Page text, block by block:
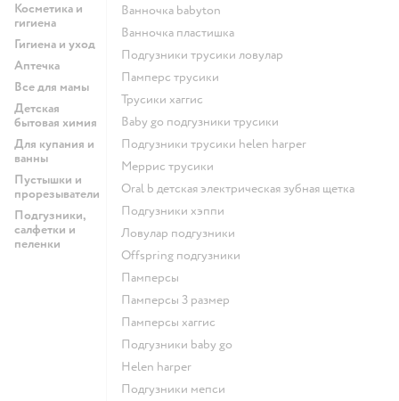
Косметика и
гигиена
Гигиена и уход
Аптечка
Все для мамы
Детская
бытовая химия
Для купания и
ванны
Пустышки и
прорезыватели
Подгузники,
салфетки и
пеленки
ванночка babyton
ванночка пластишка
подгузники трусики ловулар
памперс трусики
трусики хаггис
baby go подгузники трусики
подгузники трусики helen harper
меррис трусики
oral b детская электрическая зубная щетка
подгузники хэппи
ловулар подгузники
offspring подгузники
памперсы
памперсы 3 размер
памперсы хаггис
подгузники baby go
helen harper
подгузники мепси